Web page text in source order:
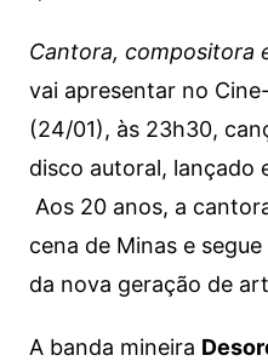
Cantora, compositora
vai apresentar no
(24/01), às 23h30,
disco autoral, lançado
Aos 20 anos, a
cena de Minas e
da nova geração de
A banda mineira